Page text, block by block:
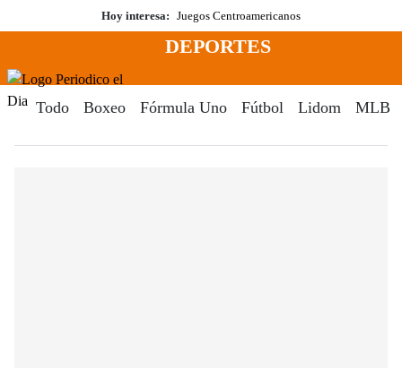
al
Hoy interesa: Juegos Centroamericanos
Menú
DEPORTES
Todo Boxeo Fórmula Uno Fútbol Lidom MLB